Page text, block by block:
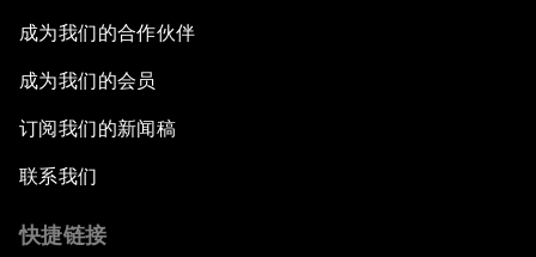
成为我们的合作伙伴
成为我们的会员
订阅我们的新闻稿
联系我们
快捷链接